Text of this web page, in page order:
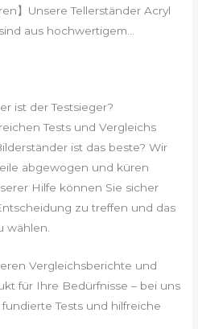
】Unsere Tellerständer Acryl
aus hochwertigem...
ist der Testsieger?
Tests und Vergleichs
ist das beste? Wir
abgewogen und küren
Hilfe können Sie sicher
zu treffen und das
wählen.
Vergleichsberichte und
für Ihre Bedürfnisse – bei uns
Tests und hilfreiche